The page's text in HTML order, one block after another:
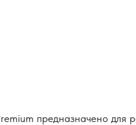
предназначено для